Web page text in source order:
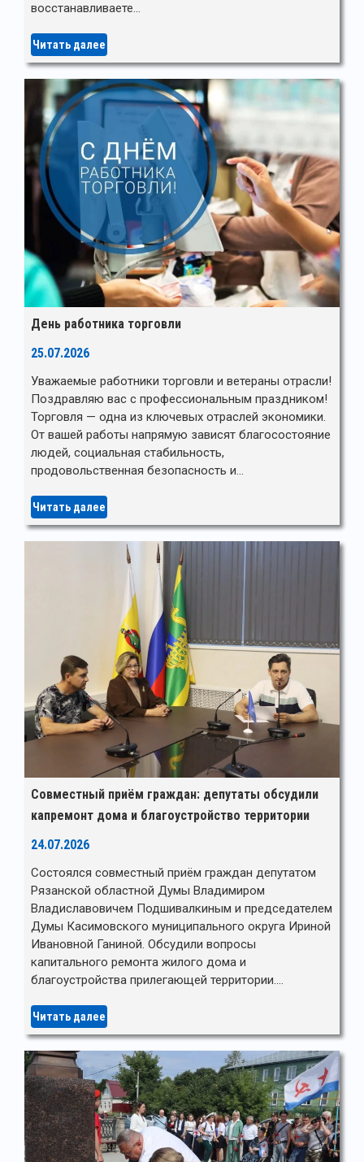
восстанавливаете…
Читать далее
День работника торговли
25.07.2026
Уважаемые работники торговли и ветераны отрасли!
Поздравляю вас с профессиональным праздником!
Торговля — одна из ключевых отраслей экономики.
От вашей работы напрямую зависят благосостояние
людей, социальная стабильность,
продовольственная безопасность и…
Читать далее
Совместный приём граждан: депутаты обсудили
капремонт дома и благоустройство территории
24.07.2026
Состоялся совместный приём граждан депутатом
Рязанской областной Думы Владимиром
Владиславовичем Подшивалкиным и председателем
Думы Касимовского муниципального округа Ириной
Ивановной Ганиной. Обсудили вопросы
капитального ремонта жилого дома и
благоустройства прилегающей территории.…
Читать далее